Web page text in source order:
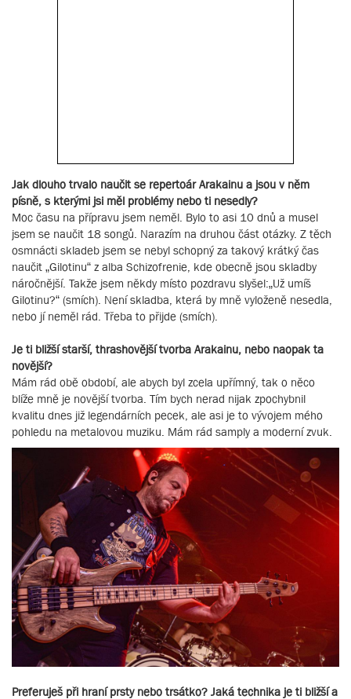
Jak dlouho trvalo naučit se repertoár Arakainu a jsou v něm
písně, s kterými jsi měl problémy nebo ti nesedly?
Moc času na přípravu jsem neměl. Bylo to asi 10 dnů a musel
jsem se naučit 18 songů. Narazím na druhou část otázky. Z těch
osmnácti skladeb jsem se nebyl schopný za takový krátký čas
naučit „Gilotinu“ z alba Schizofrenie, kde obecně jsou skladby
náročnější. Takže jsem někdy místo pozdravu slyšel:„Už umíš
Gilotinu?“ (smích). Není skladba, která by mně vyloženě nesedla,
nebo jí neměl rád. Třeba to přijde (smích).
Je ti bližší starší, thrashovější tvorba Arakainu, nebo naopak ta
novější?
Mám rád obě období, ale abych byl zcela upřímný, tak o něco
blíže mně je novější tvorba. Tím bych nerad nijak zpochybnil
kvalitu dnes již legendárních pecek, ale asi je to vývojem mého
pohledu na metalovou muziku. Mám rád samply a moderní zvuk.
Preferuješ při hraní prsty nebo trsátko? Jaká technika je ti bližší a